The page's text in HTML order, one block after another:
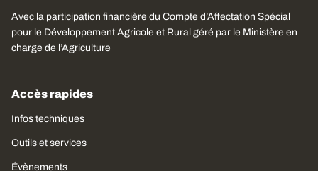
Avec la participation financière du Compte d’Affectation Spécial
pour le Développement Agricole et Rural géré par le Ministère en
charge de l’Agriculture
Accès rapides
Infos techniques
Outils et services
Évènements